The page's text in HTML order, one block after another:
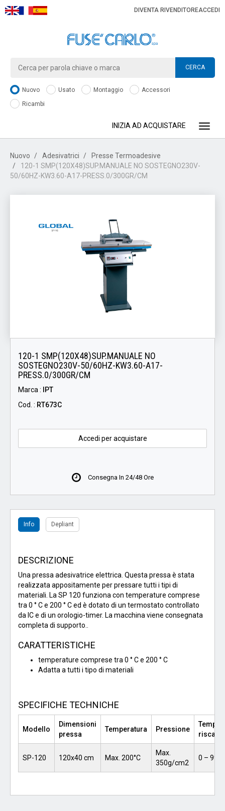
DIVENTA RIVENDITOREACCEDI
CERCA
Nuovo Usato Montaggio
Accessori
Ricambi
INIZIA AD ACQUISTARE
Nuovo Adesivatrici
Presse Termoadesive
120-1 SMP(120X48)SUP.MANUALE NO SOSTEGNO230V-
50/60HZ-KW3.60-A17-PRESS.0/300GR/CM
120-1 SMP(120X48)SUP.MANUALE NO
SOSTEGNO230V-50/60HZ-KW3.60-A17-
PRESS.0/300GR/CM
Marca :
IPT
Cod. : RT673C
Accedi per acquistare
Consegna In 24/48 Ore
Info Depliant
DESCRIZIONE
Una pressa adesivatrice elettrica. Questa pressa è stata
realizzata appositamente per pressare tutti i tipi di
materiali. La SP 120 funziona con temperature comprese
tra 0 ° C e 200 ° C ed è dotato di un termostato controllato
da IC e di un orologio-timer. La macchina viene consegnata
completa di supporto..
CARATTERISTICHE
temperature comprese tra 0 ° C e 200 ° C
Adatta a tutti i tipo di materiali
SPECIFICHE TECHNICHE
Modello
Dimensioni
pressa
Temperatura Pressione
Tempo
SP-120 120x40 cm Max. 200°C
Max.
350g/cm2
0 – 99